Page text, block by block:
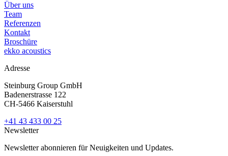
Über uns
Team
Referenzen
Kontakt
Broschüre
ekko acoustics
Adresse
Steinburg Group GmbH
Badenerstrasse 122
CH-5466 Kaiserstuhl
+41 43 433 00 25
Newsletter
Newsletter abonnieren für Neuigkeiten und Updates.